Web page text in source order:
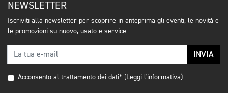
NEWSLETTER
Iscriviti alla newsletter per scoprire in anteprima gli eventi, le novità e
le promozioni su nuovo, usato e service.
INVIA
Acconsento al trattamento dei dati* (Leggi l'informativa)